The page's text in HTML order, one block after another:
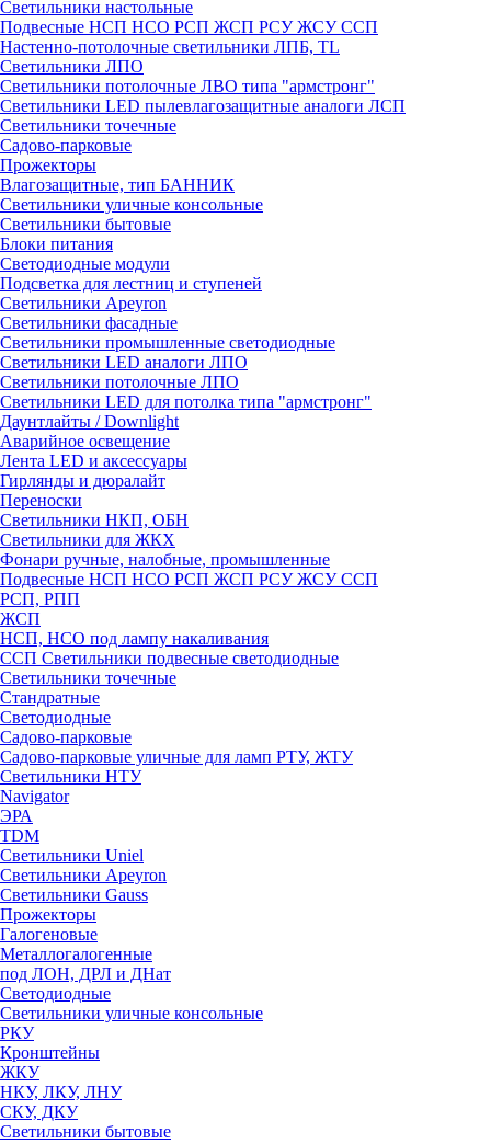
Светильники настольные
Подвесные НСП НСО РСП ЖСП РСУ ЖСУ ССП
Настенно-потолочные светильники ЛПБ, TL
Светильники ЛПО
Светильники потолочные ЛВО типа "армстронг"
Светильники LED пылевлагозащитные аналоги ЛСП
Светильники точечные
Садово-парковые
Прожекторы
Влагозащитные, тип БАННИК
Светильники уличные консольные
Светильники бытовые
Блоки питания
Светодиодные модули
Подсветка для лестниц и ступеней
Светильники Apeyron
Светильники фасадные
Светильники промышленные светодиодные
Светильники LED аналоги ЛПО
Светильники потолочные ЛПО
Светильники LED для потолка типа "армстронг"
Даунтлайты / Downlight
Аварийное освещение
Лента LED и аксессуары
Гирлянды и дюралайт
Переноски
Светильники НКП, ОБН
Светильники для ЖКХ
Фонари ручные, налобные, промышленные
Подвесные НСП НСО РСП ЖСП РСУ ЖСУ ССП
РСП, РПП
ЖСП
НСП, НСО под лампу накаливания
ССП Светильники подвесные светодиодные
Светильники точечные
Стандратные
Светодиодные
Садово-парковые
Садово-парковые уличные для ламп РТУ, ЖТУ
Светильники НТУ
Navigator
ЭРА
TDM
Светильники Uniel
Светильники Apeyron
Светильники Gauss
Прожекторы
Галогеновые
Металлогалогенные
под ЛОН, ДРЛ и ДНат
Светодиодные
Светильники уличные консольные
РКУ
Кронштейны
ЖКУ
НКУ, ЛКУ, ЛНУ
СКУ, ДКУ
Светильники бытовые